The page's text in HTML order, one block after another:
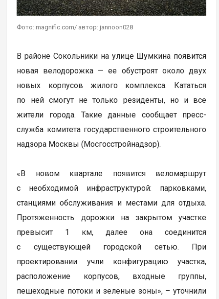
Фото: magnific.com/ автор: jannoon028
В районе Сокольники на улице Шумкина появится
новая велодорожка — ее обустроят около двух
новых корпусов жилого комплекса. Кататься
по ней смогут не только резиденты, но и все
жители города. Такие данные сообщает пресс-
служба комитета государственного строительного
надзора Москвы (Мосгосстройнадзор).
«В новом квартале появится веломаршрут
с необходимой инфраструктурой: парковками,
станциями обслуживания и местами для отдыха.
Протяженность дорожки на закрытом участке
превысит 1 км, далее она соединится
с существующей городской сетью. При
проектировании учли конфигурацию участка,
расположение корпусов, входные группы,
пешеходные потоки и зеленые зоны», – уточнили